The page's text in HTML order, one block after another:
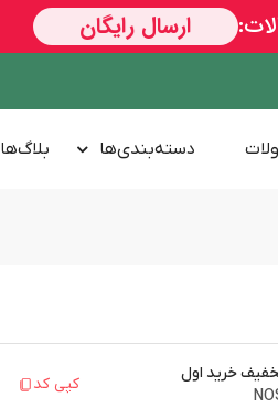
دسته‌بندی‌ها بلاگ‌ها
خرید اول
کپی کد